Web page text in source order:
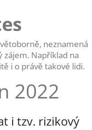
neznamená
zájem. Například na
i o právě takové lidi.
2022
i tzv. rizikový